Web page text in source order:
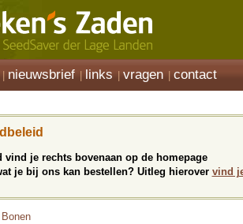
nieuwsbrief links vragen contact
je rechts bovenaan op de homepage
je bij ons kan bestellen? Uitleg hierover vind
Bonen